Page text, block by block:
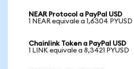
NEAR Protocol a PayPal USD
1 NEAR equivale a 1,6304 PYUSD
Chainlink Token a PayPal USD
1 LINK equivale a 8,3421 PYUSD